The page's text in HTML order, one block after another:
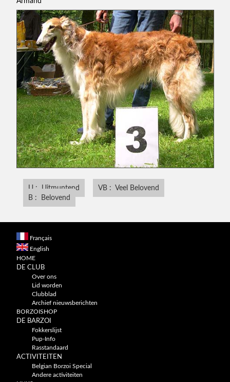
U : Uitmuntend
VB : Veel Belovend
B : Belovend
Français
English
HOME
DE CLUB
Over ons
Lid worden
Clubblad
Archief nieuwsberichten
BORZOISHOP
DE BARZOI
Fokkerslijst
Pup-Info
Rasstandaard
ACTIVITEITEN
Belgian Borzoi Special
Andere activiteiten